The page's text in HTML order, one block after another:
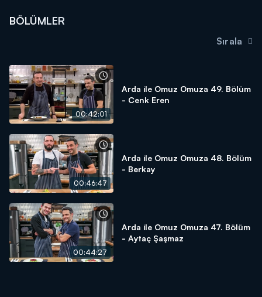
DİĞER SONUÇLAR
BÖLÜMLER
Sırala
00:42:01
Arda ile Omuz Omuza 49. Bölüm
- Cenk Eren
00:46:47
Arda ile Omuz Omuza 48. Bölüm
- Berkay
00:44:27
Arda ile Omuz Omuza 47. Bölüm
- Aytaç Şaşmaz